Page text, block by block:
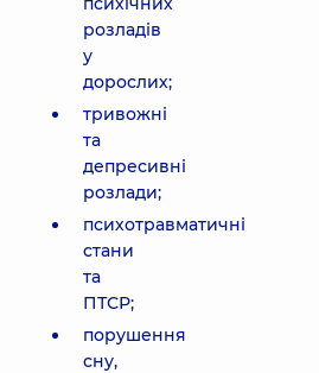
розладів
у
дорослих;
тривожні
та
депресивні
розлади;
психотравматичні
стани
та
ПТСР;
порушення
сну,